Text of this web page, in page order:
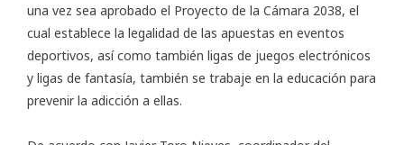
una vez sea aprobado el Proyecto de la Cámara 2038, el
cual establece la legalidad de las apuestas en eventos
deportivos, así como también ligas de juegos electrónicos
y ligas de fantasía, también se trabaje en la educación para
prevenir la adicción a ellas.